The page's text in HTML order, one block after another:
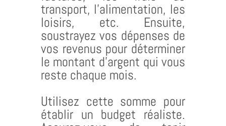
transport, l’alimentation, les
loisirs, etc. Ensuite,
soustrayez vos dépenses de
vos revenus pour déterminer
le montant d’argent qui vous
reste chaque mois.
Utilisez cette somme pour
établir un budget réaliste.